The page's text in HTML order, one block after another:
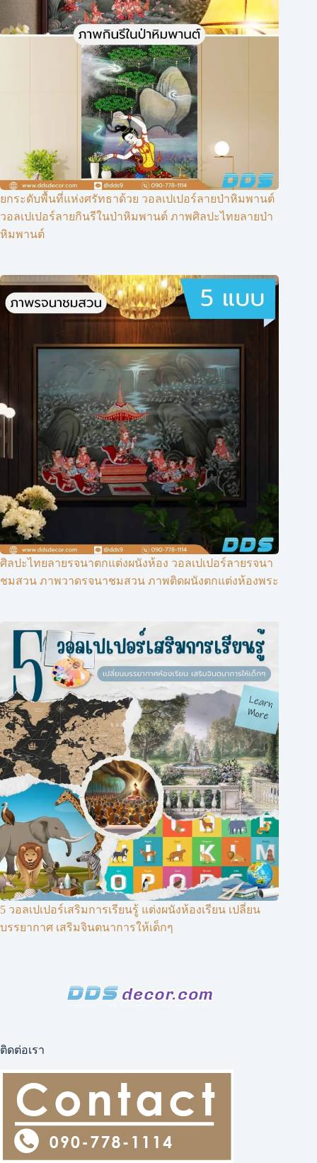
ยกระดับพื้นที่แห่งศรัทธาด้วย วอลเปเปอร์ลายป่าหิมพานต์
วอลเปเปอร์ลายกินรีในป่าหิมพานต์ ภาพศิลปะไทยลายป่า
หิมพานต์
ศิลปะไทยลายรจนาตกแต่งผนังห้อง วอลเปเปอร์ลายรจนา
ชมสวน ภาพวาดรจนาชมสวน ภาพติดผนังตกแต่งห้องพระ
5 วอลเปเปอร์เสริมการเรียนรู้ แต่งผนังห้องเรียน เปลี่ยน
บรรยากาศ เสริมจินตนาการให้เด็กๆ
ติดต่อเรา